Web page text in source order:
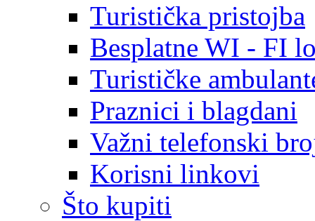
Turistička pristojba
Besplatne WI - FI
Turističke
Praznici i blagdani
Važni telefonski
Korisni linkovi
Što kupiti